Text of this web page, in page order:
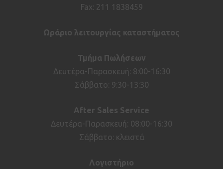
Fax: 211 1838459
Ωράριο λειτουργίας καταστήματος
Τμήμα Πωλήσεων
Δευτέρα-Παρασκευή: 8:00-16:30
Σάββατο: 9:30-13:30
After Sales Service
Δευτέρα-Παρασκευή: 08:00-16:30
Σάββατο: κλειστά
Λογιστήριο